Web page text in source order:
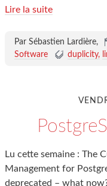
Lire la suite
Par Sébastien Lardière,
Software
duplicity
Lu cette semaine : The
Management for
deprecated – what